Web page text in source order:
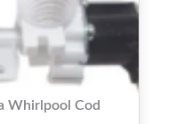
Whirlpool Cod